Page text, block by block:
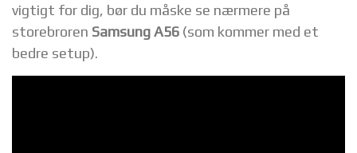
vigtigt for dig, bør du måske se nærmere på
storebroren Samsung A56 (som kommer med et
bedre setup).